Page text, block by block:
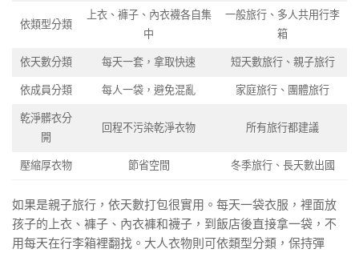
依類型分類
上衣、褲子、內衣襪各自集
中
一般旅行、多人共用行李
箱
依天數分類 每天一套，拿取快速 短天數旅行、親子旅行
依成員分類 每人一袋，避免混亂 家庭旅行、團體旅行
乾淨髒衣分
開
回程不污染乾淨衣物 所有旅行都建議
壓縮厚衣物 節省空間 冬季旅行、長天數出國
如果是親子旅行，依天數打包很實用。每天一袋衣服，裡面放
孩子的上衣、褲子、內衣褲和襪子，到飯店後直接拿一袋，不
用每天在行李箱裡翻找。大人衣物則可依類型分類，保持彈